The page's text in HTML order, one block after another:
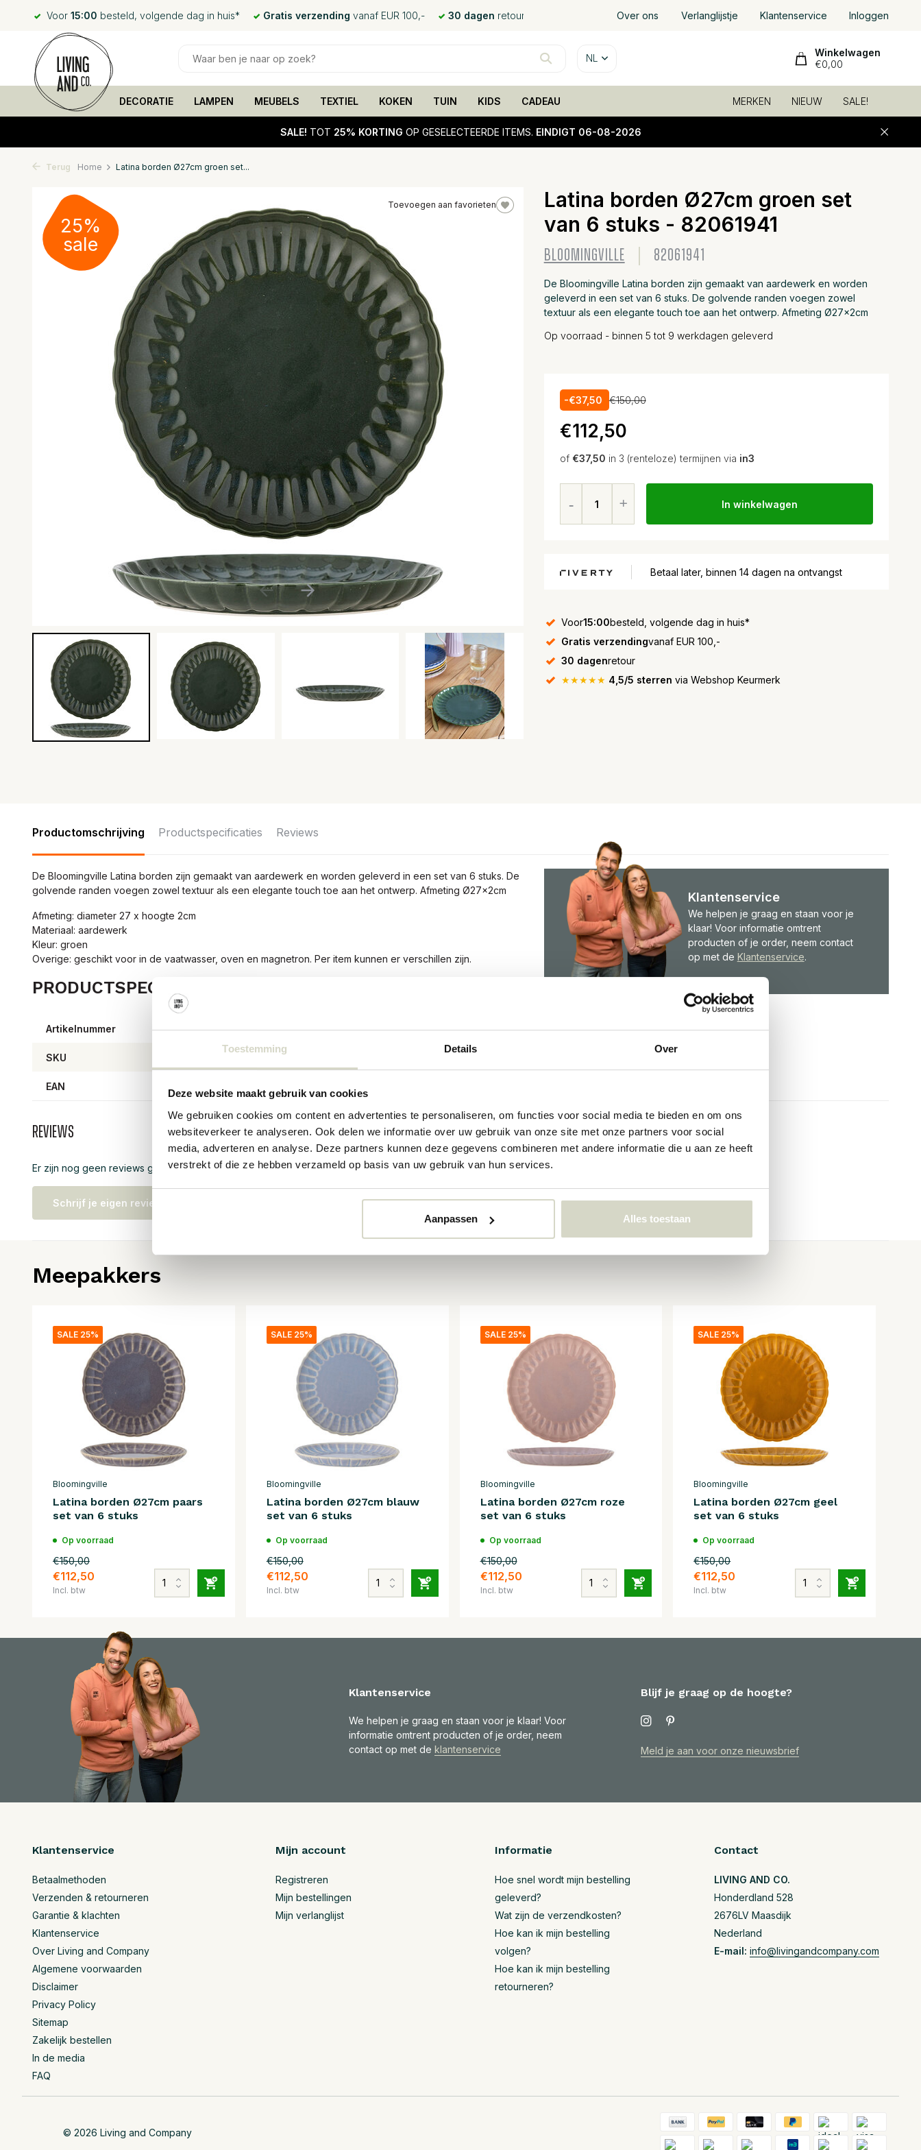
Toestemming Details Over
Deze website maakt gebruik van cookies
We gebruiken cookies om content en advertenties te personaliseren, om functies voor social media te bieden en om ons
websiteverkeer te analyseren. Ook delen we informatie over uw gebruik van onze site met onze partners voor social
media, adverteren en analyse. Deze partners kunnen deze gegevens combineren met andere informatie die u aan ze heeft
verstrekt of die ze hebben verzameld op basis van uw gebruik van hun services.
Aanpassen Alles toestaan
Voor 15:00 besteld, volgende dag in huis* Gratis verzending vanaf EUR 100,- 30 dagen retour Over ons Verlanglijstje Klantenservice Inloggen
NL
Winkelwagen
€0,00
DECORATIE LAMPEN MEUBELS TEXTIEL KOKEN TUIN KIDS CADEAU MERKEN NIEUW SALE!
SALE! TOT 25% KORTING OP GESELECTEERDE ITEMS. EINDIGT 06-08-2026
Terug Home Latina borden Ø27cm groen set...
Toevoegen aan favorieten
25%
sale
25%
sale
Latina borden Ø27cm groen set
van 6 stuks - 82061941
BLOOMINGVILLE 82061941
De Bloomingville Latina borden zijn gemaakt van aardewerk en worden
geleverd in een set van 6 stuks. De golvende randen voegen zowel
textuur als een elegante touch toe aan het ontwerp. Afmeting Ø27x2cm
Op voorraad - binnen 5 tot 9 werkdagen geleverd
-€37,50 €150,00
€112,50
of €37,50 in 3 (renteloze) termijnen via in3
In winkelwagen
Betaal later, binnen 14 dagen na ontvangst
Voor15:00besteld, volgende dag in huis*
Gratis verzendingvanaf EUR 100,-
30 dagenretour
★★★★★ 4,5/5 sterren via Webshop Keurmerk
Productomschrijving Productspecificaties Reviews
De Bloomingville Latina borden zijn gemaakt van aardewerk en worden geleverd in een set van 6 stuks. De
golvende randen voegen zowel textuur als een elegante touch toe aan het ontwerp. Afmeting Ø27x2cm
Afmeting: diameter 27 x hoogte 2cm
Materiaal: aardewerk
Kleur: groen
Overige: geschikt voor in de vaatwasser, oven en magnetron. Per item kunnen er verschillen zijn.
PRODUCTSPECIFICATIES
Artikelnummer 82061941
SKU 82061941
EAN
Klantenservice
We helpen je graag en staan voor je
klaar! Voor informatie omtrent
producten of je order, neem contact
op met de Klantenservice.
Reviews
Er zijn nog geen reviews geschreven over dit product..
Schrijf je eigen review
Meepakkers
SALE 25%
Bloomingville
Latina borden Ø27cm paars
set van 6 stuks
Op voorraad
€150,00
€112,50
Incl. btw
SALE 25%
Bloomingville
Latina borden Ø27cm blauw
set van 6 stuks
Op voorraad
€150,00
€112,50
Incl. btw
SALE 25%
Bloomingville
Latina borden Ø27cm roze
set van 6 stuks
Op voorraad
€150,00
€112,50
Incl. btw
SALE 25%
Bloomingville
Latina borden Ø27cm geel
set van 6 stuks
Op voorraad
€150,00
€112,50
Incl. btw
Klantenservice
We helpen je graag en staan voor je klaar! Voor
informatie omtrent producten of je order, neem
contact op met de klantenservice
Blijf je graag op de hoogte?
Meld je aan voor onze nieuwsbrief
Klantenservice
Betaalmethoden
Verzenden & retourneren
Garantie & klachten
Klantenservice
Over Living and Company
Algemene voorwaarden
Disclaimer
Privacy Policy
Sitemap
Zakelijk bestellen
In de media
FAQ
Mijn account
Registreren
Mijn bestellingen
Mijn verlanglijst
Informatie
Hoe snel wordt mijn bestelling
geleverd?
Wat zijn de verzendkosten?
Hoe kan ik mijn bestelling
volgen?
Hoe kan ik mijn bestelling
retourneren?
Contact
LIVING AND CO.
Honderdland 528
2676LV Maasdijk
Nederland
E-mail: info@livingandcompany.com
© 2026 Living and Company